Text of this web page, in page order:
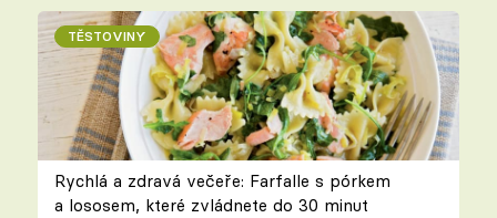
TĚSTOVINY
Rychlá a zdravá večeře: Farfalle s pórkem
a lososem, které zvládnete do 30 minut